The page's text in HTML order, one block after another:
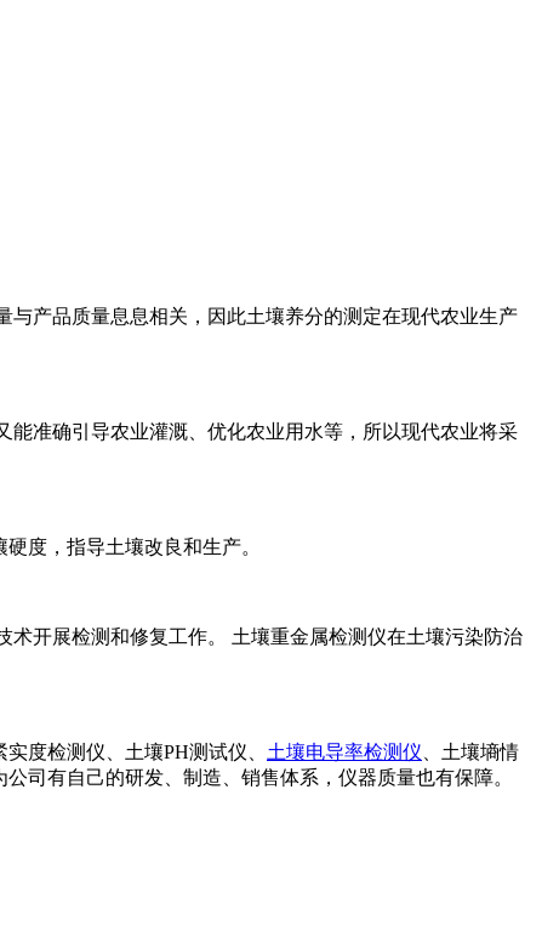
产品质量息息相关，因此土壤养分的测定在现代农业生产
准确引导农业灌溉、优化农业用水等，所以现代农业将采
度，指导土壤改良和生产。
开展检测和修复工作。 土壤重金属检测仪在土壤污染防治
实度检测仪、土壤PH测试仪、 土壤电导率检测仪 、土壤墒情
司有自己的研发、制造、销售体系，仪器质量也有保障。